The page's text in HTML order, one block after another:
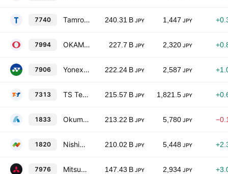
7740 Tamron Co., Ltd. 240.31 B JPY 1,447 JPY
7994 OKAMURA CORP 227.7 B JPY 2,320 JPY
7906 Yonex Co., Ltd. 222.24 B JPY 2,587 JPY
7313 TS Tech Co., Ltd. 215.57 B JPY 1,821.5 JPY
1833 Okumura Corporation 213.22 B JPY 5,780 JPY
1820 Nishimatsu Construction Co., Ltd. 210.02 B JPY 5,448 JPY
7976 Mitsubishi Pencil Company, Limited 147.43 B JPY 2,934 JPY